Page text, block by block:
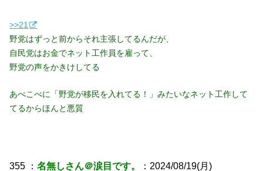
>>21
野党はずっと前からそれ主張してるんだが、
自民党はお金でネット工作員を雇って、
野党の声をかきけしてる
あべこべに「野党が移民を入れてる！」みたいなネット工作して
てるからほんと悪質
355 ：名無しさん＠涙目です。 ：2024/08/19(月)